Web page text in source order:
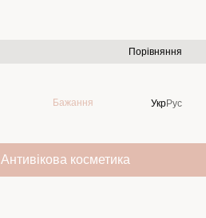
Порівняння
Бажання УкрРус
Антивікова косметика